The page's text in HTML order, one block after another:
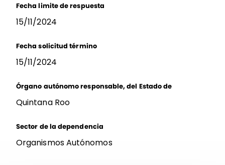
Fecha limite de respuesta
15/11/2024
Fecha solicitud término
15/11/2024
Órgano autónomo responsable, del Estado de
Quintana Roo
Sector de la dependencia
Organismos Autónomos